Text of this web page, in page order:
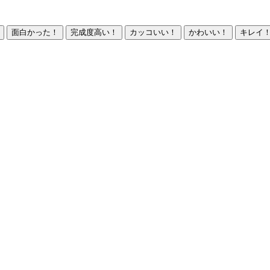
面白かった！ 完成度高い！ カッコいい！ かわいい！ キレイ！